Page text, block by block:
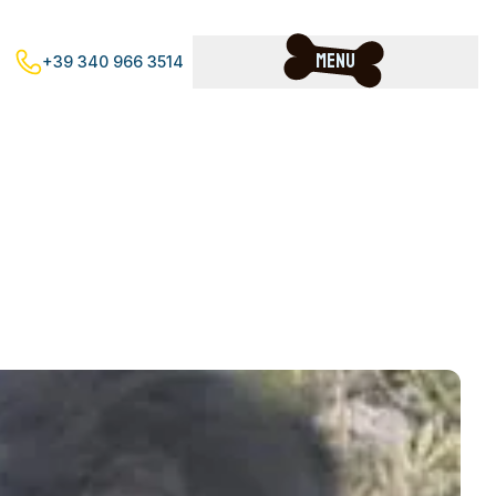
+39 340 966 3514 Menu